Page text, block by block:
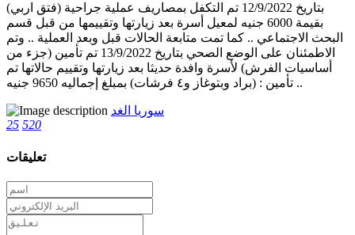
بتاريخ 12/9/2022 تم التكفل بمصاريف عملية جراحية (فتق اربي)
بقيمة 6000 جنيه لمعيل أسرة بعد زيارتها وتقييمها من قبل قسم
البحث الاجتماعي .. كما تمت متابعة الحالات قبل وبعد العملية .. وتم
الاطمئنان على الوضع الصحي بتاريخ 13/9/2022 تم تأمين (جزء من
أساسيات الفرش) لأسرة وافدة حديثا بعد زيارتها وتقييم حالاتها تم
تأمين : (براد وبتوغاز و٤ فرشات) بمبلغ إجماليه 9650 جنيه ..
سوريا الغد
25 520
تعليقات